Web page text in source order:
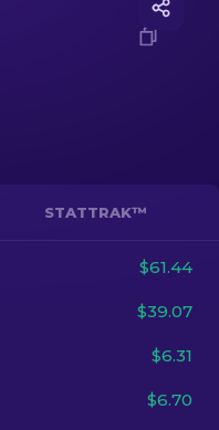
STATTRAK™
$61.44
$39.07
$6.31
$6.70